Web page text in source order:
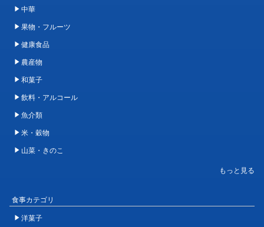
中華
果物・フルーツ
健康食品
農産物
和菓子
飲料・アルコール
魚介類
米・穀物
山菜・きのこ
食事カテゴリ
洋菓子